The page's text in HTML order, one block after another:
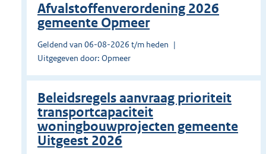
Afvalstoffenverordening 2026
gemeente Opmeer
Geldend van 06-08-2026 t/m heden
Uitgegeven door: Opmeer
Beleidsregels aanvraag prioriteit
transportcapaciteit
woningbouwprojecten gemeente
Uitgeest 2026